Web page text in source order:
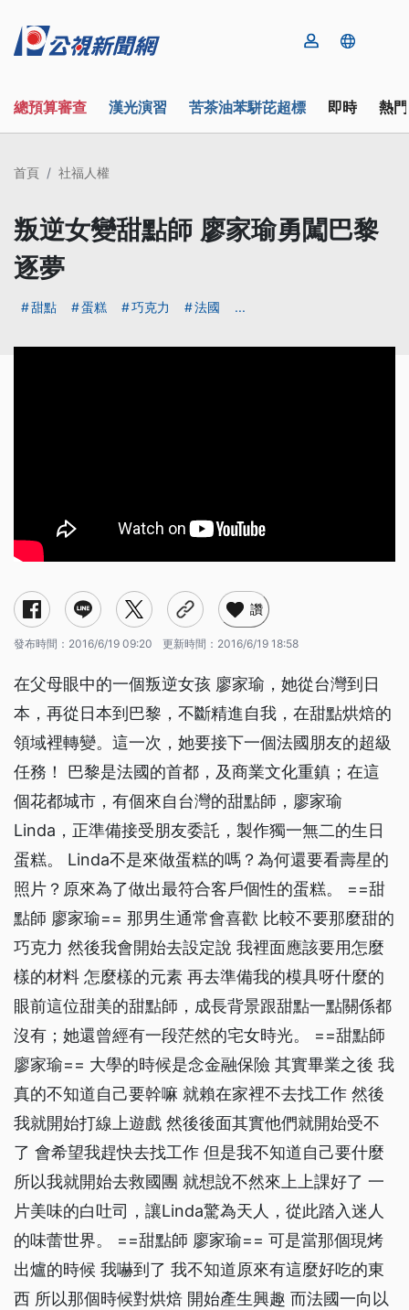
總預算審查 漢光演習 苦茶油苯駢芘超標 即時 熱
首頁 社福人權
叛逆女變甜點師 廖家瑜勇闖巴黎
逐夢
甜點 蛋糕 巧克力 法國 ...
讚
發布時間： 2016/6/19 09:20 更新時間： 2016/6/19 18:58
在父母眼中的一個叛逆女孩 廖家瑜，她從台灣到日
本，再從日本到巴黎，不斷精進自我，在甜點烘焙的
領域裡轉變。這一次，她要接下一個法國朋友的超級
任務！ 巴黎是法國的首都，及商業文化重鎮；在這
個花都城市，有個來自台灣的甜點師，廖家瑜
Linda，正準備接受朋友委託，製作獨一無二的生日
蛋糕。 Linda不是來做蛋糕的嗎？為何還要看壽星的
照片？原來為了做出最符合客戶個性的蛋糕。 ==甜
點師 廖家瑜== 那男生通常會喜歡 比較不要那麼甜的
巧克力 然後我會開始去設定說 我裡面應該要用怎麼
樣的材料 怎麼樣的元素 再去準備我的模具呀什麼的
眼前這位甜美的甜點師，成長背景跟甜點一點關係都
沒有；她還曾經有一段茫然的宅女時光。 ==甜點師
廖家瑜== 大學的時候是念金融保險 其實畢業之後 我
真的不知道自己要幹嘛 就賴在家裡不去找工作 然後
我就開始打線上遊戲 然後後面其實他們就開始受不
了 會希望我趕快去找工作 但是我不知道自己要什麼
所以我就開始去救國團 就想說不然來上上課好了 一
片美味的白吐司，讓Linda驚為天人，從此踏入迷人
的味蕾世界。 ==甜點師 廖家瑜== 可是當那個現烤
出爐的時候 我嚇到了 我不知道原來有這麼好吃的東
西 所以那個時候對烘焙 開始產生興趣 而法國一向以